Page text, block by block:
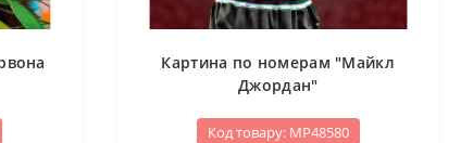
Картина по номерам "Майкл
Джордан"
Код товару: МР48580